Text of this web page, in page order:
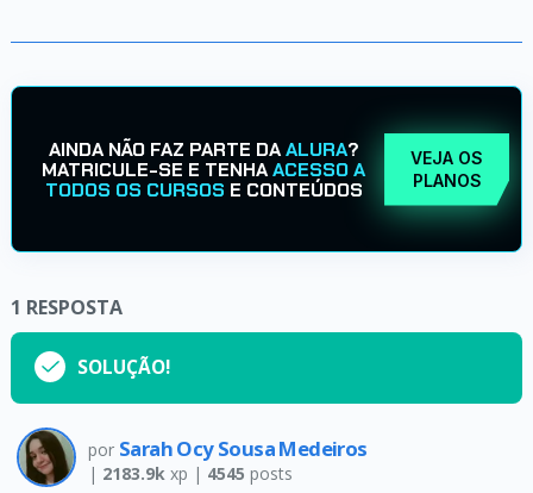
AINDA NÃO FAZ PARTE DAALURA?
MATRICULE-SE E TENHAACESSO A
TODOS OS CURSOS E CONTEÚDOS
VEJA OS
PLANOS
1 RESPOSTA
SOLUÇÃO!
por Sarah Ocy Sousa Medeiros
| 2183.9kxp | 4545 posts